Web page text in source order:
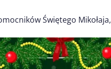
Świętego